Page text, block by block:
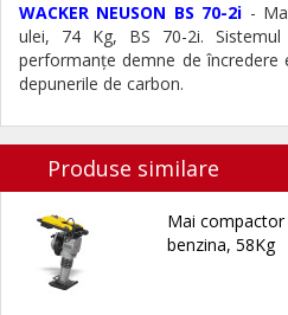
WACKER NEUSON BS 70-2i -
ulei, 74 Kg, BS 70-2i.
performanţe demne de încredere
depunerile de carbon.
Produse similare
Mai compactor
benzina, 58Kg